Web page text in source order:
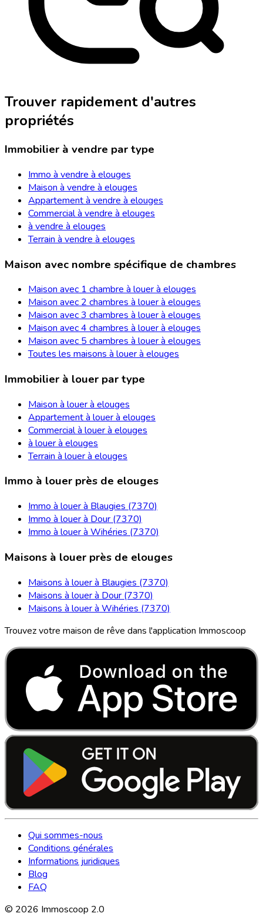
Trouver rapidement d'autres
propriétés
Immobilier à vendre par type
Immo à vendre à elouges
Maison à vendre à elouges
Appartement à vendre à elouges
Commercial à vendre à elouges
à vendre à elouges
Terrain à vendre à elouges
Maison avec nombre spécifique de chambres
Maison avec 1 chambre à louer à elouges
Maison avec 2 chambres à louer à elouges
Maison avec 3 chambres à louer à elouges
Maison avec 4 chambres à louer à elouges
Maison avec 5 chambres à louer à elouges
Toutes les maisons à louer à elouges
Immobilier à louer par type
Maison à louer à elouges
Appartement à louer à elouges
Commercial à louer à elouges
à louer à elouges
Terrain à louer à elouges
Immo à louer près de elouges
Immo à louer à Blaugies (7370)
Immo à louer à Dour (7370)
Immo à louer à Wihéries (7370)
Maisons à louer près de elouges
Maisons à louer à Blaugies (7370)
Maisons à louer à Dour (7370)
Maisons à louer à Wihéries (7370)
Trouvez votre maison de rêve dans l'application Immoscoop
Qui sommes-nous
Conditions générales
Informations juridiques
Blog
FAQ
© 2026 Immoscoop 2.0